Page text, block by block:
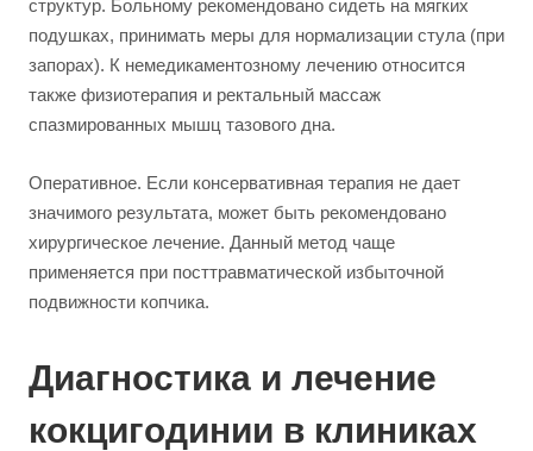
структур. Больному рекомендовано сидеть на мягких
подушках, принимать меры для нормализации стула (при
запорах). К немедикаментозному лечению относится
также физиотерапия и ректальный массаж
спазмированных мышц тазового дна.
Оперативное. Если консервативная терапия не дает
значимого результата, может быть рекомендовано
хирургическое лечение. Данный метод чаще
применяется при посттравматической избыточной
подвижности копчика.
Диагностика и лечение
кокцигодинии в клиниках